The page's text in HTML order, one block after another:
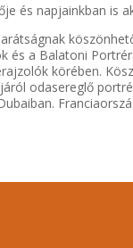
és napjainkban is
és a Balatoni
körében.
odasereglő